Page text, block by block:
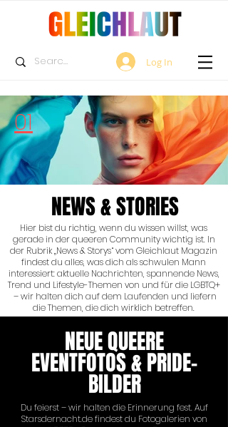
Log In
01
NEWS & STORIES
Hier bist du richtig, wenn du wissen willst, was
gerade in der queeren Community wichtig ist. In
der Rubrik „News & Storys“ vom Gleichlaut Magazin
findest du alles, was dich als schwulen Mann
interessiert: aktuelle Nachrichten, spannende News,
Trend und Lifestyle-Themen von und für die LGBTQ+
– wir halten dich auf dem Laufenden und liefern
die Themen, die dich wirklich betreffen.
NEUE QUEERE
EVENTFOTOS & PRIDE-
BILDER
Du feierst – wir halten die Erinnerung fest. Auf
Starsdernacht.de findest du Fotogalerien von